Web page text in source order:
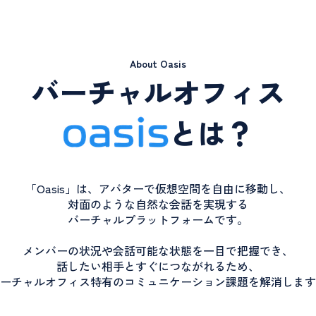
About Oasis
バーチャルオフィス
とは？
「Oasis」は、アバターで仮想空間を自由に移動し、
対面のような自然な会話を実現する
バーチャルプラットフォームです。
メンバーの状況や会話可能な状態を一目で把握でき、
話したい相手とすぐにつながれるため、
チャルオフィス特有のコミュニケーション課題を解消しま